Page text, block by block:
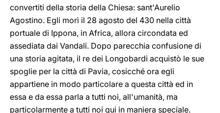
convertiti della storia della Chiesa: sant'Aurelio
Agostino. Egli morì il 28 agosto del 430 nella città
portuale di Ippona, in Africa, allora circondata ed
assediata dai Vandali. Dopo parecchia confusione di
una storia agitata, il re dei Longobardi acquistò le sue
spoglie per la città di Pavia, cosicché ora egli
appartiene in modo particolare a questa città ed in
essa e da essa parla a tutti noi, all'umanità, ma
particolarmente a tutti noi qui in maniera speciale.